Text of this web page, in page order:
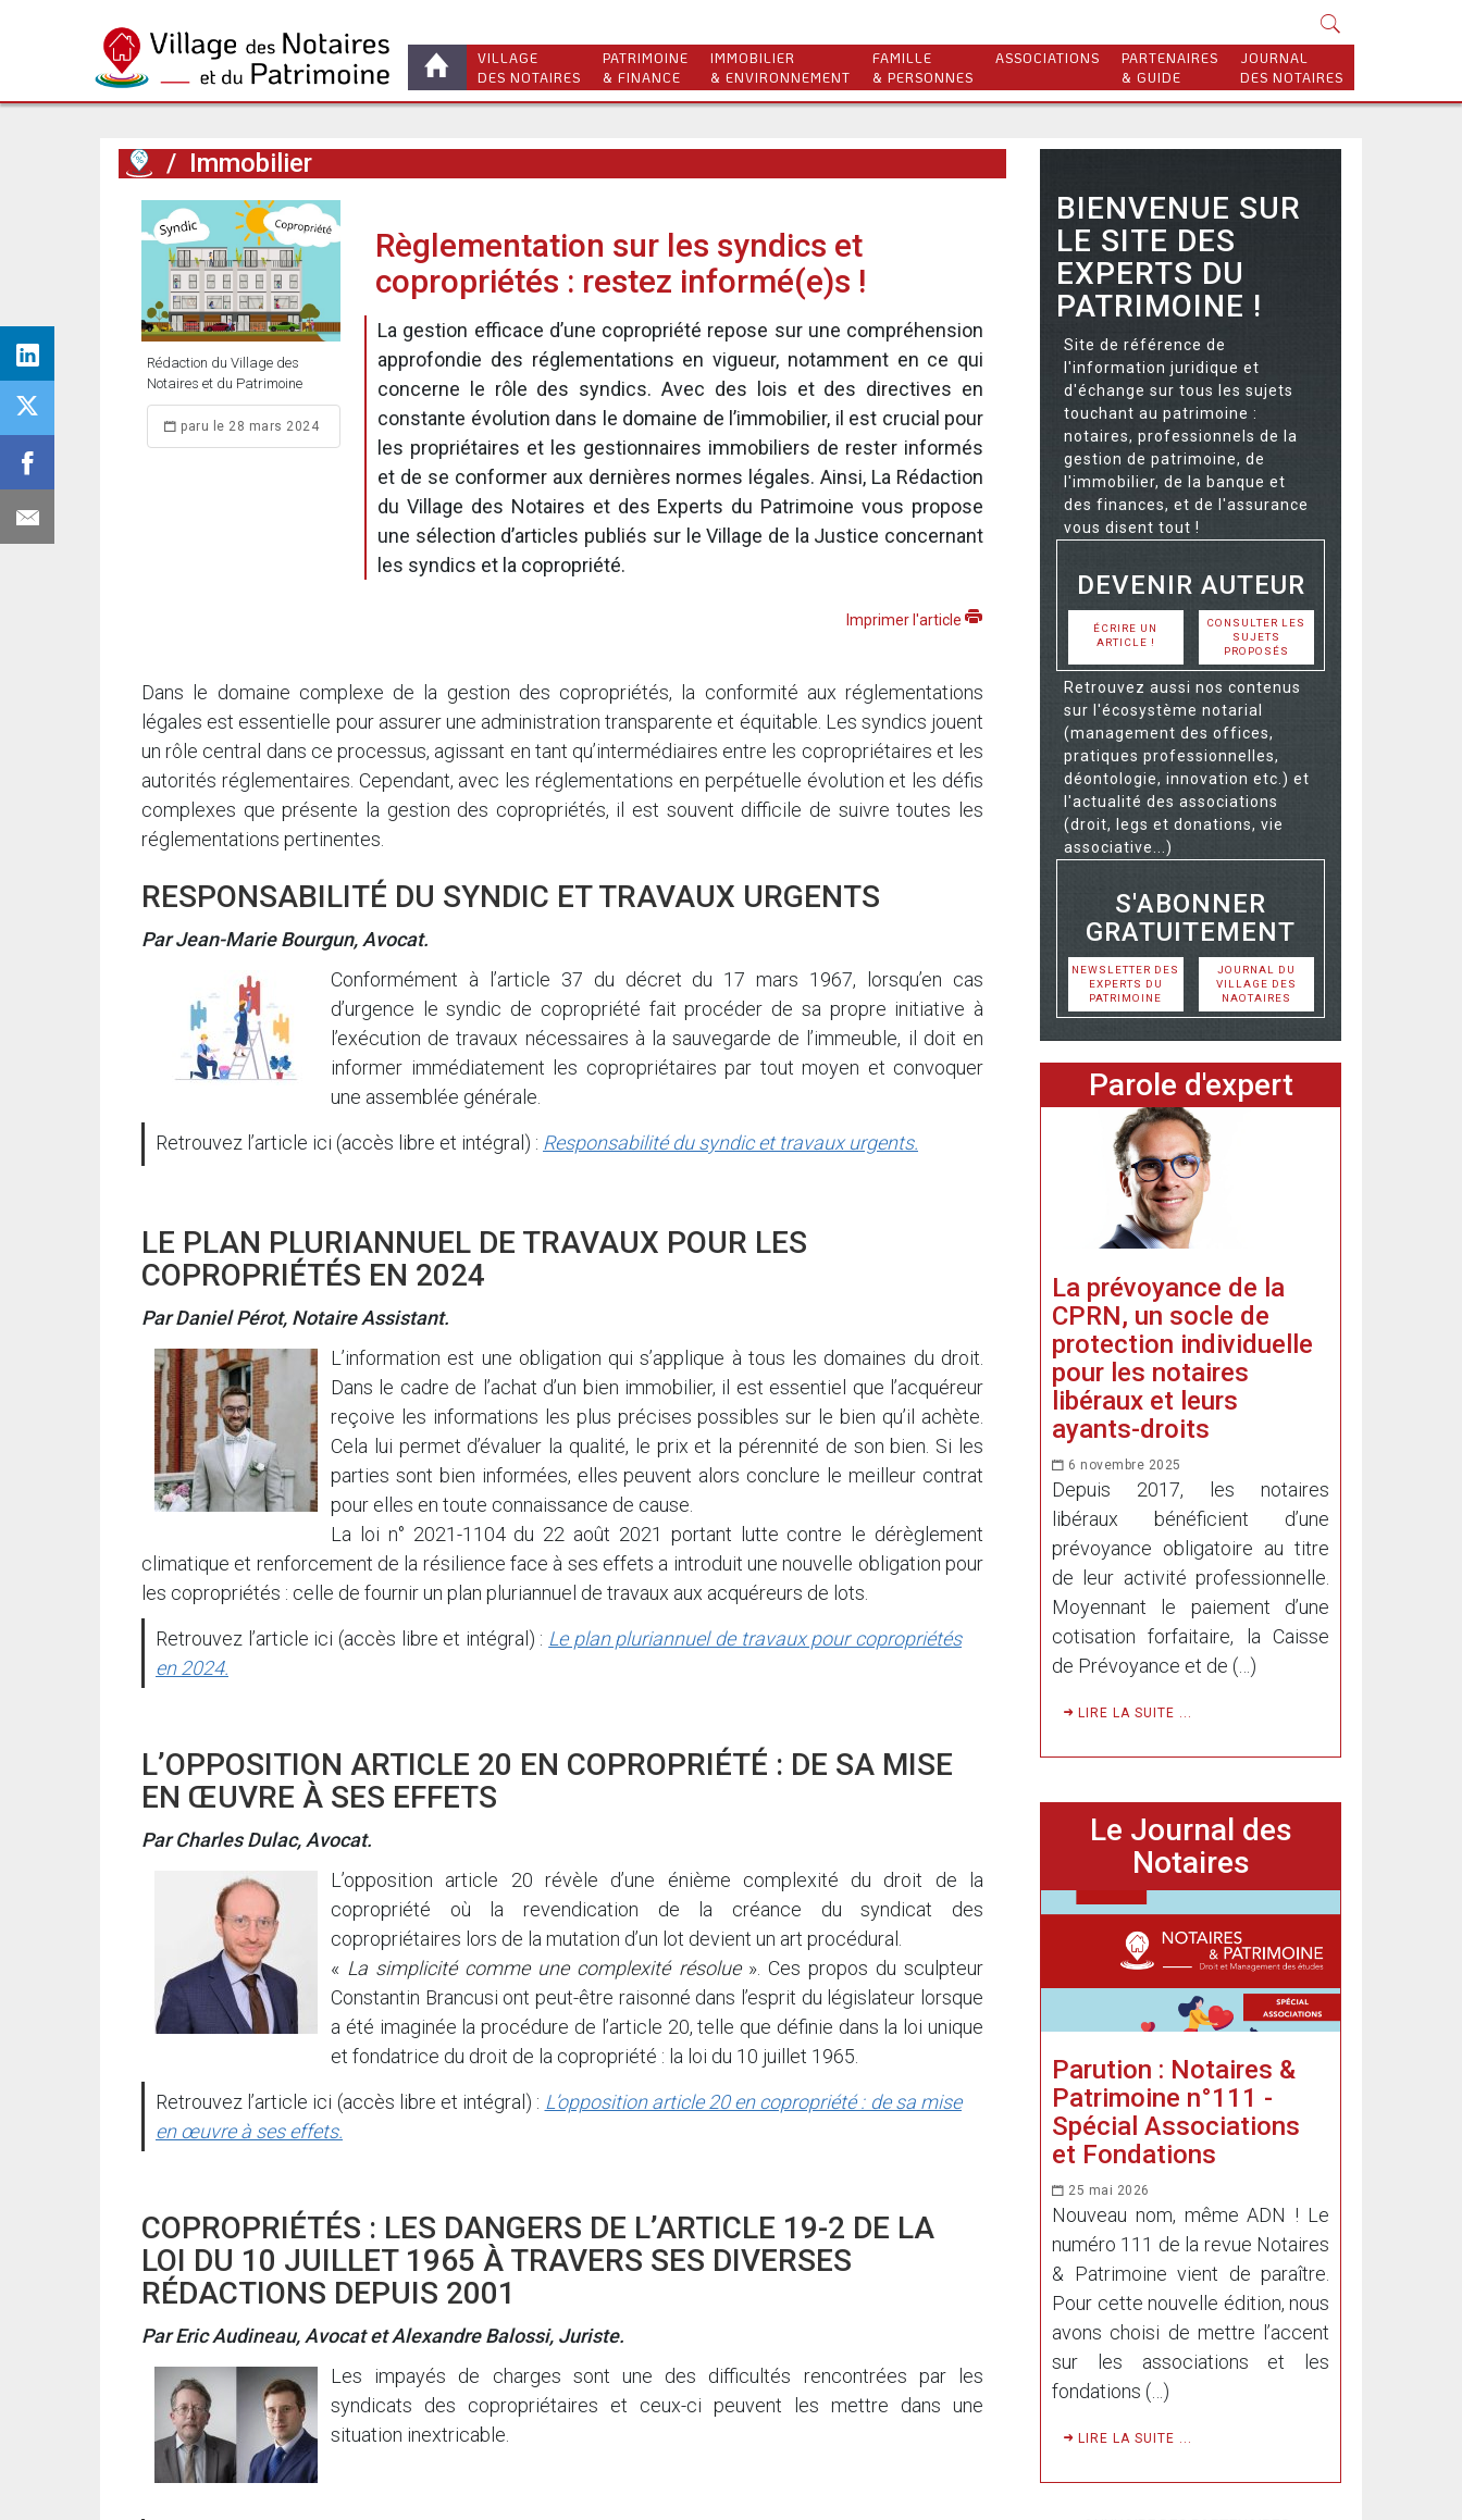
VILLAGE
DES NOTAIRES
PATRIMOINE
& FINANCE
IMMOBILIER
& ENVIRONNEMENT
FAMILLE
& PERSONNES
ASSOCIATIONS
PARTENAIRES
& GUIDE
JOURNAL
DES NOTAIRES
/ Immobilier
Rédaction du Village des
Notaires et du Patrimoine
paru le 28 mars 2024
Règlementation sur les syndics et
copropriétés : restez informé(e)s !
La gestion efficace d’une copropriété repose sur une compréhension
approfondie des réglementations en vigueur, notamment en ce qui
concerne le rôle des syndics. Avec des lois et des directives en
constante évolution dans le domaine de l’immobilier, il est crucial pour
les propriétaires et les gestionnaires immobiliers de rester informés
et de se conformer aux dernières normes légales. Ainsi, La Rédaction
du Village des Notaires et des Experts du Patrimoine vous propose
une sélection d’articles publiés sur le Village de la Justice concernant
les syndics et la copropriété.
Imprimer l'article
Dans le domaine complexe de la gestion des copropriétés, la conformité aux réglementations
légales est essentielle pour assurer une administration transparente et équitable. Les syndics jouent
un rôle central dans ce processus, agissant en tant qu’intermédiaires entre les copropriétaires et les
autorités réglementaires. Cependant, avec les réglementations en perpétuelle évolution et les défis
complexes que présente la gestion des copropriétés, il est souvent difficile de suivre toutes les
réglementations pertinentes.
RESPONSABILITÉ DU SYNDIC ET TRAVAUX URGENTS
Par Jean-Marie Bourgun, Avocat.
Conformément à l’article 37 du décret du 17 mars 1967, lorsqu’en cas
d’urgence le syndic de copropriété fait procéder de sa propre initiative à
l’exécution de travaux nécessaires à la sauvegarde de l’immeuble, il doit en
informer immédiatement les copropriétaires par tout moyen et convoquer
une assemblée générale.
Retrouvez l’article ici (accès libre et intégral) : Responsabilité du syndic et travaux urgents.
LE PLAN PLURIANNUEL DE TRAVAUX POUR LES
COPROPRIÉTÉS EN 2024
Par Daniel Pérot, Notaire Assistant.
L’information est une obligation qui s’applique à tous les domaines du droit.
Dans le cadre de l’achat d’un bien immobilier, il est essentiel que l’acquéreur
reçoive les informations les plus précises possibles sur le bien qu’il achète.
Cela lui permet d’évaluer la qualité, le prix et la pérennité de son bien. Si les
parties sont bien informées, elles peuvent alors conclure le meilleur contrat
pour elles en toute connaissance de cause.
La loi n° 2021-1104 du 22 août 2021 portant lutte contre le dérèglement
climatique et renforcement de la résilience face à ses effets a introduit une nouvelle obligation pour
les copropriétés : celle de fournir un plan pluriannuel de travaux aux acquéreurs de lots.
Retrouvez l’article ici (accès libre et intégral) : Le plan pluriannuel de travaux pour copropriétés
en 2024.
L’OPPOSITION ARTICLE 20 EN COPROPRIÉTÉ : DE SA MISE
EN ŒUVRE À SES EFFETS
Par Charles Dulac, Avocat.
L’opposition article 20 révèle d’une énième complexité du droit de la
copropriété où la revendication de la créance du syndicat des
copropriétaires lors de la mutation d’un lot devient un art procédural.
« La simplicité comme une complexité résolue». Ces propos du sculpteur
Constantin Brancusi ont peut-être raisonné dans l’esprit du législateur lorsque
a été imaginée la procédure de l’article 20, telle que définie dans la loi unique
et fondatrice du droit de la copropriété : la loi du 10 juillet 1965.
Retrouvez l’article ici (accès libre et intégral) : L’opposition article 20 en copropriété : de sa mise
en œuvre à ses effets.
COPROPRIÉTÉS : LES DANGERS DE L’ARTICLE 19-2 DE LA
LOI DU 10 JUILLET 1965 À TRAVERS SES DIVERSES
RÉDACTIONS DEPUIS 2001
Par Eric Audineau, Avocat et Alexandre Balossi, Juriste.
Les impayés de charges sont une des difficultés rencontrées par les
syndicats des copropriétaires et ceux-ci peuvent les mettre dans une
situation inextricable.
BIENVENUE SUR
LE SITE DES
EXPERTS DU
PATRIMOINE !
Site de référence de
l'information juridique et
d'échange sur tous les sujets
touchant au patrimoine :
notaires, professionnels de la
gestion de patrimoine, de
l'immobilier, de la banque et
des finances, et de l'assurance
vous disent tout !
DEVENIR AUTEUR
ÉCRIRE UN
ARTICLE !
CONSULTER LES
SUJETS
PROPOSÉS
Retrouvez aussi nos contenus
sur l'écosystème notarial
(management des offices,
pratiques professionnelles,
déontologie, innovation etc.) et
l'actualité des associations
(droit, legs et donations, vie
associative...)
S'ABONNER
GRATUITEMENT
NEWSLETTER DES
EXPERTS DU
PATRIMOINE
JOURNAL DU
VILLAGE DES
NAOTAIRES
Parole d'expert
La prévoyance de la
CPRN, un socle de
protection individuelle
pour les notaires
libéraux et leurs
ayants-droits
6 novembre 2025
Depuis 2017, les notaires
libéraux bénéficient d’une
prévoyance obligatoire au titre
de leur activité professionnelle.
Moyennant le paiement d’une
cotisation forfaitaire, la Caisse
de Prévoyance et de (…)
LIRE LA SUITE ...
Le Journal des
Notaires
Parution : Notaires &
Patrimoine n°111 -
Spécial Associations
et Fondations
25 mai 2026
Nouveau nom, même ADN ! Le
numéro 111 de la revue Notaires
& Patrimoine vient de paraître.
Pour cette nouvelle édition, nous
avons choisi de mettre l’accent
sur les associations et les
fondations (…)
LIRE LA SUITE ...